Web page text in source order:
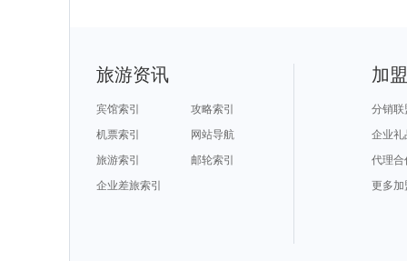
旅游资讯
宾馆索引
攻略索引
机票索引
网站导航
旅游索引
邮轮索引
企业差旅索引
加
分销联
企业礼
代理合
更多加